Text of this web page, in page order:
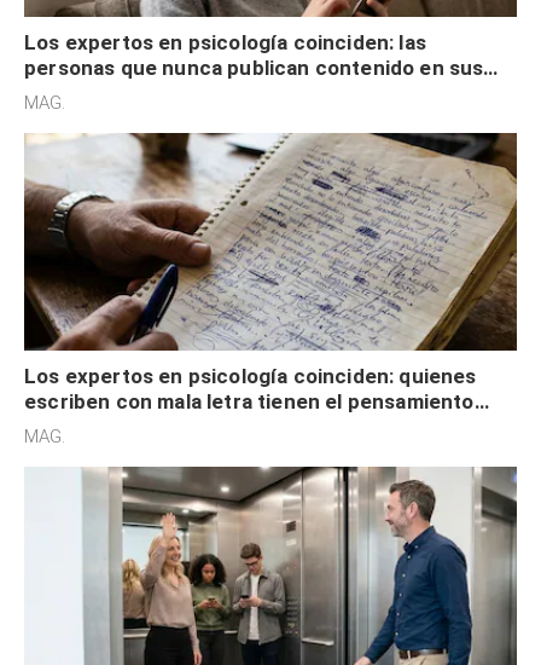
Los expertos en psicología coinciden: las
personas que nunca publican contenido en sus
redes sociales no pretenden buscar validación
MAG.
Los expertos en psicología coinciden: quienes
escriben con mala letra tienen el pensamiento
acelerado y no lo hacen por desinterés
MAG.